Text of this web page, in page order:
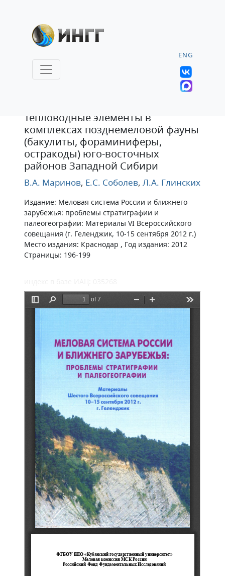
ENG
Тепловодные элементы в
комплексах позднемеловой фауны
(бакулиты, фораминиферы,
остракоды) юго-восточных
районов Западной Сибири
В.А. Маринов, Е.С. Соболев, Л.А. Глинских
Издание: Меловая система России и ближнего
зарубежья: проблемы стратиграфии и
палеогеографии: Материалы VI Всероссийского
совещания (г. Геленджик, 10-15 сентября 2012 г.)
Место издания: Краснодар , Год издания: 2012
Страницы: 196-199